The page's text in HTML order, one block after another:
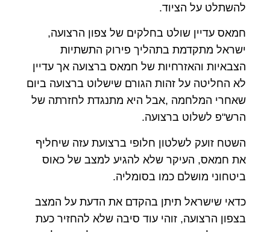
להשתלט על הציוד.
חמאס עדיין שולט בחלקים של צפון הרצועה,
ישראל מתקדמת בתהליך פירוק התשתיות
הצבאיות והאזרחיות של חמאס ברצועה אך עדיין
לא החליטה על זהות הגורם שישלוט ברצועה ביום
שאחרי המלחמה ,אבל היא מתנגדת לחזרתה של
הרש"פ לשלוט ברצועה.
השטח זועק לשלטון חלופי ברצועת עזה שיחליף
את חמאס, העיקר שלא להגיע למצב של כאוס
ביטחוני מושלם כמו בסומליה.
כדאי שישראל תיתן בהקדם את הדעת על המצב
בצפון הרצועה, זוהי עוד סיבה שלא להחזיר כעת